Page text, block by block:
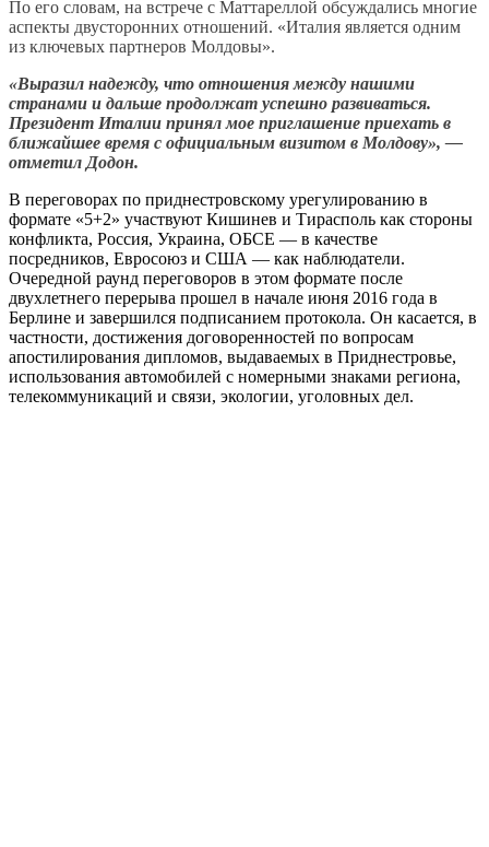
По его словам, на встрече с Маттареллой обсуждались многие
аспекты двусторонних отношений. «Италия является одним
из ключевых партнеров Молдовы».
«Выразил надежду, что отношения между нашими
странами и дальше продолжат успешно развиваться.
Президент Италии принял мое приглашение приехать в
ближайшее время с официальным визитом в Молдову», —
отметил Додон.
В переговорах по приднестровскому урегулированию в
формате «5+2» участвуют Кишинев и Тирасполь как стороны
конфликта, Россия, Украина, ОБСЕ — в качестве
посредников, Евросоюз и США — как наблюдатели.
Очередной раунд переговоров в этом формате после
двухлетнего перерыва прошел в начале июня 2016 года в
Берлине и завершился подписанием протокола. Он касается, в
частности, достижения договоренностей по вопросам
апостилирования дипломов, выдаваемых в Приднестровье,
использования автомобилей с номерными знаками региона,
телекоммуникаций и связи, экологии, уголовных дел.